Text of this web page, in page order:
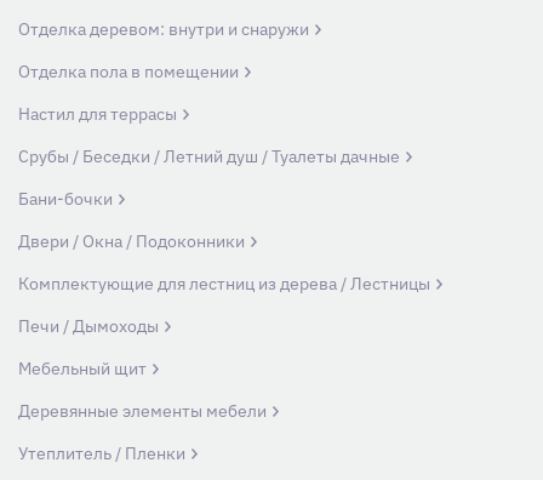
Отделка деревом: внутри и снаружи
Отделка пола в помещении
Настил для террасы
Срубы / Беседки / Летний душ / Туалеты дачные
Бани-бочки
Двери / Окна / Подоконники
Комплектующие для лестниц из дерева / Лестницы
Печи / Дымоходы
Мебельный щит
Деревянные элементы мебели
Утеплитель / Пленки